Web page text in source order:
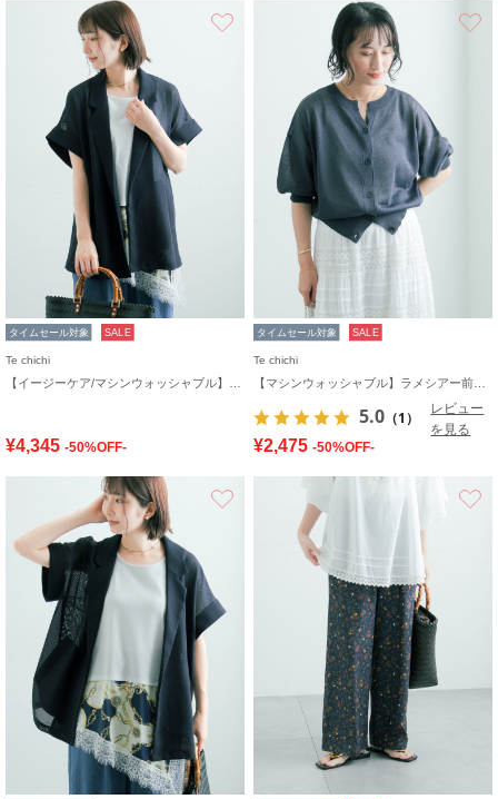
タイムセール対象 SALE
Te chichi
¥4,345 -50%OFF-
タイムセール対象 SALE
Te chichi
5.0 （1）
レビュー
を見る
¥2,475 -50%OFF-